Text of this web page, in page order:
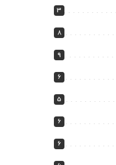
3
8
9
6
5
6
6